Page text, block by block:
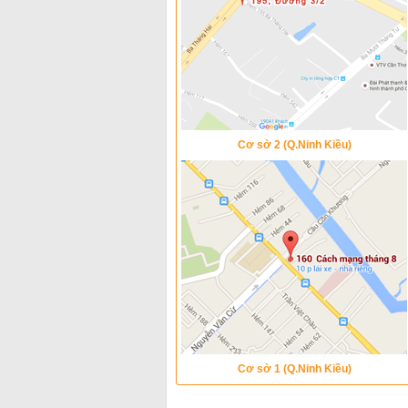
Cơ sở 2 (Q.Ninh Kiều)
Cơ sở 1 (Q.Ninh Kiều)